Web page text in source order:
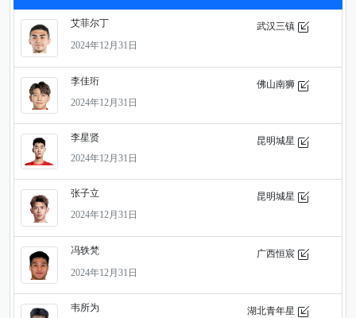
艾菲尔丁
2024年12月31日
武汉三镇
李佳珩
2024年12月31日
佛山南狮
李星贤
2024年12月31日
昆明城星
张子立
2024年12月31日
昆明城星
冯轶梵
2024年12月31日
广西恒宸
韦所为
湖北青年星